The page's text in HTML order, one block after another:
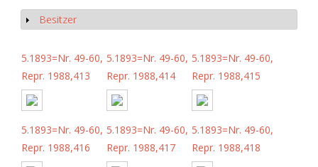
Anzeigen
Besitzer
5.1893=Nr. 49-60,
Repr. 1988,413
5.1893=Nr. 49-60,
Repr. 1988,414
5.1893=Nr. 49-60,
Repr. 1988,415
5.1893=Nr. 49-60,
Repr. 1988,416
5.1893=Nr. 49-60,
Repr. 1988,417
5.1893=Nr. 49-60,
Repr. 1988,418